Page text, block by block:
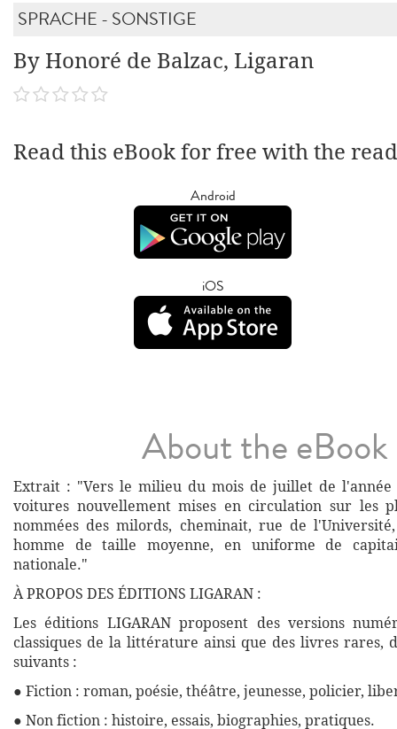
SPRACHE - SONSTIGE
By Honoré de Balzac, Ligaran
Read this eBook for free with the
Android
iOS
About the eBook
Extrait : "Vers le milieu du mois de juillet de l'année
voitures nouvellement mises en circulation sur les
nommées des milords, cheminait, rue de
homme de taille moyenne, en uniforme de
nationale."
À PROPOS DES ÉDITIONS LIGARAN :
Les éditions LIGARAN proposent des versions
classiques de la littérature ainsi que des livres rares,
suivants :
● Fiction : roman, poésie, théâtre, jeunesse, policier,
● Non fiction : histoire, essais, biographies, pratiques.